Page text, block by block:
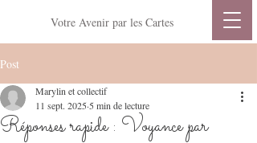
Votre Avenir par les Cartes
Post
Réponses rapide : Voyance par
Marylin et collectif
11 sept. 2025 5 min de lecture